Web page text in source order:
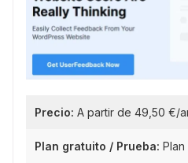
Precio: A partir de 49,50 €/
Plan gratuito / Prueba: